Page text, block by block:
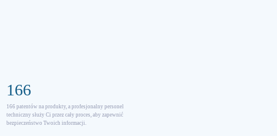
166
166 patentów na produkty, a profesjonalny personel
techniczny służy Ci przez cały proces, aby zapewnić
bezpieczeństwo Twoich informacji.